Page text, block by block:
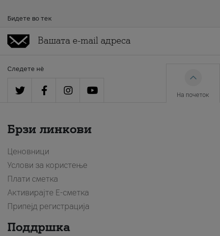
Бидете во тек
Следете нè
На почеток
Брзи линкови
Ценовници
Услови за користење
Плати сметка
Активирајте Е-сметка
Припејд регистрација
Поддршка